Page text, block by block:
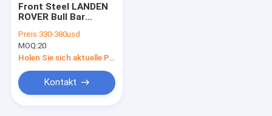
Front Steel LANDEN
ROVER Bull Bar
Entdeckung 3 4 5
Preis:330-380usd
MOQ:20
Kontakt